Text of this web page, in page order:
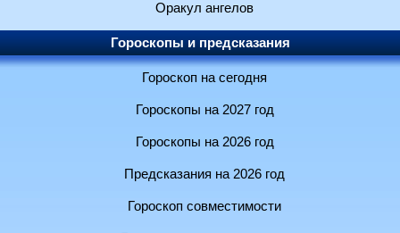
Оракул ангелов
Гороскопы и предсказания
Гороскоп на сегодня
Гороскопы на 2027 год
Гороскопы на 2026 год
Предсказания на 2026 год
Гороскоп совместимости